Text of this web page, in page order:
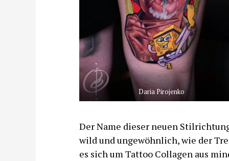
Daria Pirojenko
Der Name dieser neuen
wild und ungewöhnlich, wie der
es sich um Tattoo Collagen aus